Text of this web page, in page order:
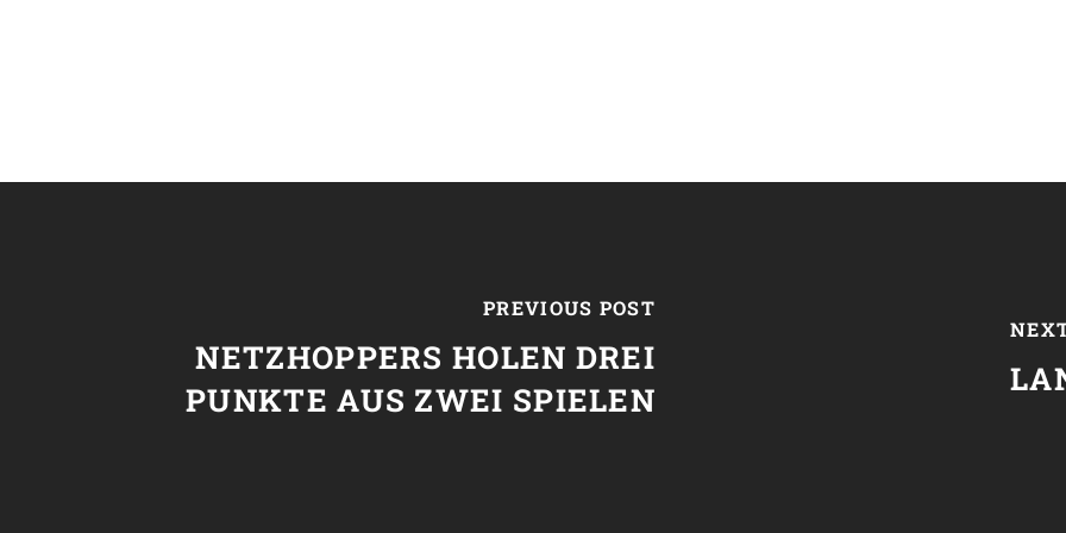
PREVIOUS POST
NETZHOPPERS HOLEN DREI
PUNKTE AUS ZWEI SPIELEN